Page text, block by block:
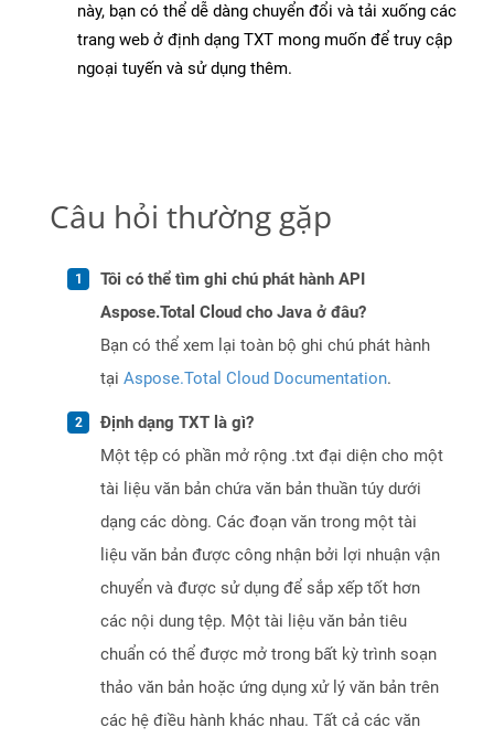
này, bạn có thể dễ dàng chuyển đổi và tải xuống các
trang web ở định dạng TXT mong muốn để truy cập
ngoại tuyến và sử dụng thêm.
Câu hỏi thường gặp
Tôi có thể tìm ghi chú phát hành API
Aspose.Total Cloud cho Java ở đâu?
Bạn có thể xem lại toàn bộ ghi chú phát hành
tại Aspose.Total Cloud Documentation.
Định dạng TXT là gì?
Một tệp có phần mở rộng .txt đại diện cho một
tài liệu văn bản chứa văn bản thuần túy dưới
dạng các dòng. Các đoạn văn trong một tài
liệu văn bản được công nhận bởi lợi nhuận vận
chuyển và được sử dụng để sắp xếp tốt hơn
các nội dung tệp. Một tài liệu văn bản tiêu
chuẩn có thể được mở trong bất kỳ trình soạn
thảo văn bản hoặc ứng dụng xử lý văn bản trên
các hệ điều hành khác nhau. Tất cả các văn